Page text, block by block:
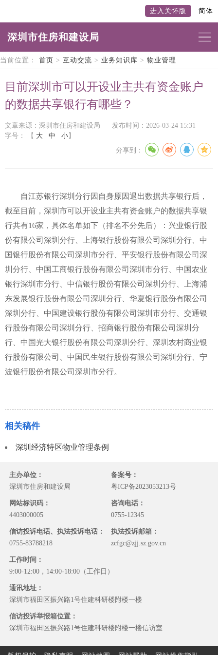
进入关怀版 简体
深圳市住房和建设局
当前位置： 首页 > 互动交流 > 业务知识库 > 物业管理
目前深圳市可以开设业主共有资金账户
的数据共享银行有哪些？
文章来源：深圳市住房和建设局
发布时间：2026-03-24 15:31
字号：
【 大 中 小 】
分享到：
自江苏银行深圳分行因自身原因退出数据共享银行后，
截至目前，深圳市可以开设业主共有资金账户的数据共享银
行共有16家，具体名单如下（排名不分先后）：兴业银行股
份有限公司深圳分行、上海银行股份有限公司深圳分行、中
国银行股份有限公司深圳市分行、平安银行股份有限公司深
圳分行、中国工商银行股份有限公司深圳市分行、中国农业
银行深圳市分行、中信银行股份有限公司深圳分行、上海浦
东发展银行股份有限公司深圳分行、华夏银行股份有限公司
深圳分行、中国建设银行股份有限公司深圳市分行、交通银
行股份有限公司深圳分行、招商银行股份有限公司深圳分
行、中国光大银行股份有限公司深圳分行、深圳农村商业银
行股份有限公司、中国民生银行股份有限公司深圳分行、宁
波银行股份有限公司深圳市分行。
相关稿件
深圳经济特区物业管理条例
主办单位：
深圳市住房和建设局
备案号：
粤ICP备2023053213号
网站标识码：
4403000005
咨询电话：
0755-12345
信访投诉电话、执法投诉电话：
0755-83788218
执法投诉邮箱：
zcfgc@zjj.sz.gov.cn
工作时间：
9:00-12:00，14:00-18:00（工作日）
通讯地址：
深圳市福田区振兴路1号住建科研楼附楼一楼
信访投诉举报箱位置：
深圳市福田区振兴路1号住建科研楼附楼一楼信访室